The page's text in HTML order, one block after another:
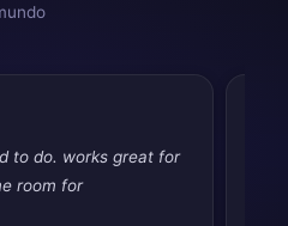
to do. works great for
room for